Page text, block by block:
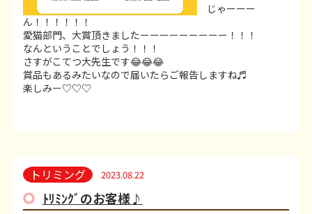
じゃーーー
ん！！！！！！
愛猫部門、大賞頂きましたーーーーーーーーー！！！
なんということでしょう！！！
さすがこてつ大先生です😂😂😂
賞品もあるみたいなので届いたらご報告しますね♬
楽しみー♡♡♡
トリミング 2023.08.22
ﾄﾘﾐﾝｸﾞのお客様♪